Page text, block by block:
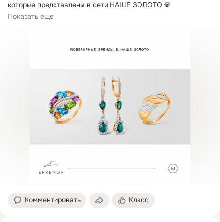
которые представлены в сети НАШЕ ЗОЛОТО 💎
Бренд...
Показать еще
Комментировать Класс